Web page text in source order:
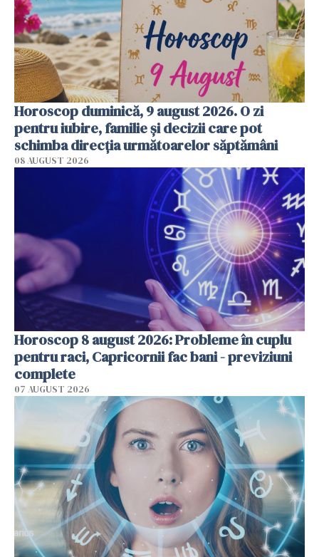
Horoscop duminică, 9 august 2026. O zi
pentru iubire, familie și decizii care pot
schimba direcția următoarelor săptămâni
08 AUGUST 2026
Horoscop 8 august 2026: Probleme în cuplu
pentru raci, Capricornii fac bani - previziuni
complete
07 AUGUST 2026